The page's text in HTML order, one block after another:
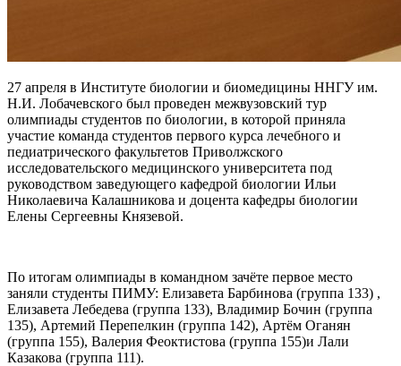
27 апреля в Институте биологии и биомедицины ННГУ им.
Н.И. Лобачевского был проведен межвузовский тур
олимпиады студентов по биологии, в которой приняла
участие команда студентов первого курса лечебного и
педиатрического факультетов Приволжского
исследовательского медицинского университета под
руководством заведующего кафедрой биологии Ильи
Николаевича Калашникова и доцента кафедры биологии
Елены Сергеевны Князевой.
По итогам олимпиады в командном зачёте первое место
заняли студенты ПИМУ: Елизавета Барбинова (группа 133) ,
Елизавета Лебедева (группа 133), Владимир Бочин (группа
135), Артемий Перепелкин (группа 142), Артём Оганян
(группа 155), Валерия Феоктистова (группа 155)и Лали
Казакова (группа 111).